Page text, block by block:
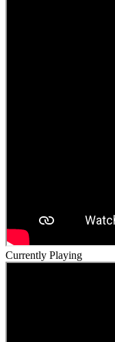
Currently Playing